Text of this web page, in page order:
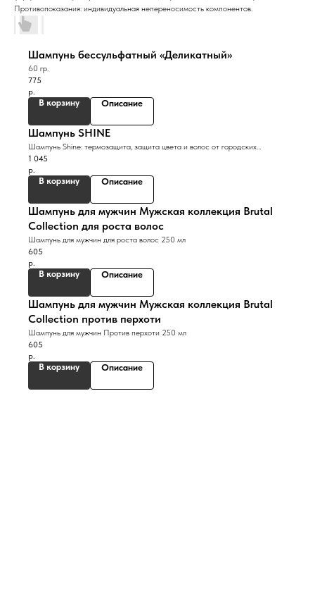
Противопоказания: индивидуальная непереносимость компонентов.
Шампунь бессульфатный «Деликатный»
60 гр.
775
р.
В корзину Описание
Шампунь SHINE
Шампунь Shine: термозащита, защита цвета и волос от городских
загрязнений 200 мл COSMOS ORGANIC
1 045
р.
В корзину Описание
Шампунь для мужчин Мужская коллекция Brutal
Сollection для роста волос
Шампунь для мужчин для роста волос 250 мл
605
р.
В корзину Описание
Шампунь для мужчин Мужская коллекция Brutal
Сollection против перхоти
Шампунь для мужчин Против перхоти 250 мл
605
р.
В корзину Описание